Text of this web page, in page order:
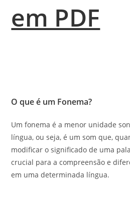
em PDF
O que é um Fonema?
Um fonema é a menor unidade
língua, ou seja, é um som que,
modificar o significado de uma
crucial para a compreensão e
em uma determinada língua.